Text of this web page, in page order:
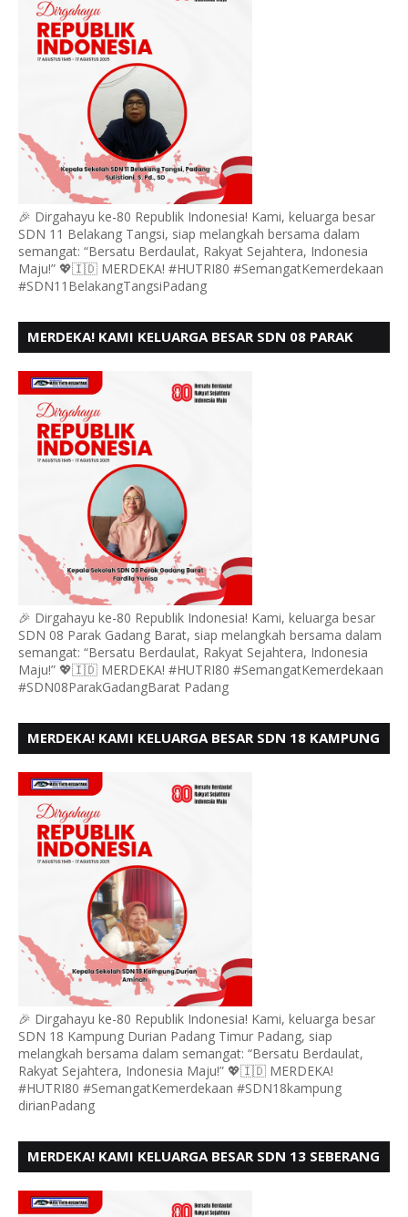
🎉 Dirgahayu ke-80 Republik Indonesia! Kami, keluarga besar
SDN 11 Belakang Tangsi, siap melangkah bersama dalam
semangat: “Bersatu Berdaulat, Rakyat Sejahtera, Indonesia
Maju!” 💖🇮🇩 MERDEKA! #HUTRI80 #SemangatKemerdekaan
#SDN11BelakangTangsiPadang
MERDEKA! KAMI KELUARGA BESAR SDN 08 PARAK
- 80,
🎉 Dirgahayu ke-80 Republik Indonesia! Kami, keluarga besar
SDN 08 Parak Gadang Barat, siap melangkah bersama dalam
semangat: “Bersatu Berdaulat, Rakyat Sejahtera, Indonesia
Maju!” 💖🇮🇩 MERDEKA! #HUTRI80 #SemangatKemerdekaan
#SDN08ParakGadangBarat Padang
MERDEKA! KAMI KELUARGA BESAR SDN 18 KAMPUNG
🎉 Dirgahayu ke-80 Republik Indonesia! Kami, keluarga besar
SDN 18 Kampung Durian Padang Timur Padang, siap
melangkah bersama dalam semangat: “Bersatu Berdaulat,
Rakyat Sejahtera, Indonesia Maju!” 💖🇮🇩 MERDEKA!
#HUTRI80 #SemangatKemerdekaan #SDN18kampung
dirianPadang
MERDEKA! KAMI KELUARGA BESAR SDN 13 SEBERANG